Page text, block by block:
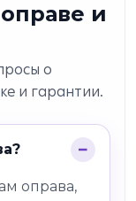
и
о
и гарантии.
оправа,